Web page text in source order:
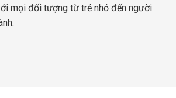
mọi đối tượng từ trẻ nhỏ đến người